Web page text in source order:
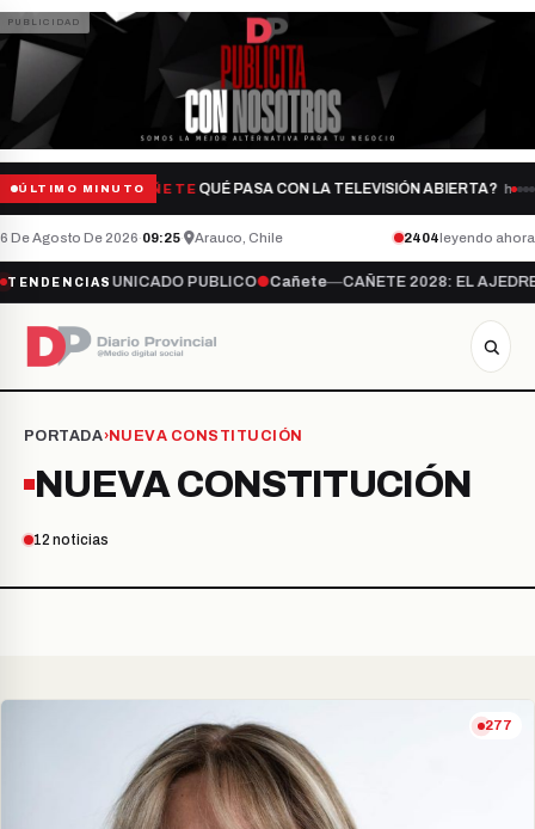
ÚLTIMO MINUTOCAÑETEQUÉ PASA CON LA TELEVISIÓN ABIERTA? hace
6 De Agosto De 2026·09:26· Arauco, Chile 2406leyendo ahora
TENDENCIAS
PUBLICO●Cañete— CAÑETE 2028: EL AJEDREZ DE PODER YA
PORTADA›NUEVA CONSTITUCIÓN
NUEVA CONSTITUCIÓN
12 noticias
277